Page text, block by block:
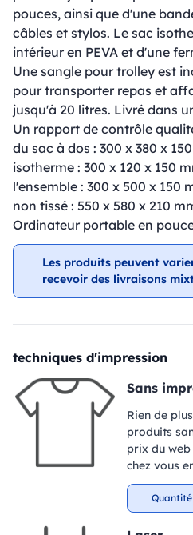
pouces, ainsi que d'une
câbles et stylos. Le sac
intérieur en PEVA et d'une
Une sangle pour trolley est
pour transporter repas et
jusqu'à 20 litres. Livré dans
Un rapport de contrôle
du sac à dos : 300 x 380 x
isotherme : 300 x 120 x 150
l'ensemble : 300 x 500 x 150
non tissé : 550 x 580 x 210
Ordinateur portable en
Les produits peuvent
recevoir des livraisons
techniques d'impression
Sans
Rien de
produits
prix du
chez vous
Quantité